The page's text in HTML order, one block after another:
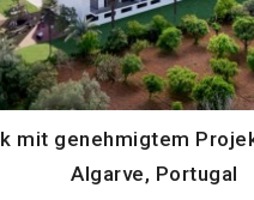
mit genehmigtem
Algarve, Portugal